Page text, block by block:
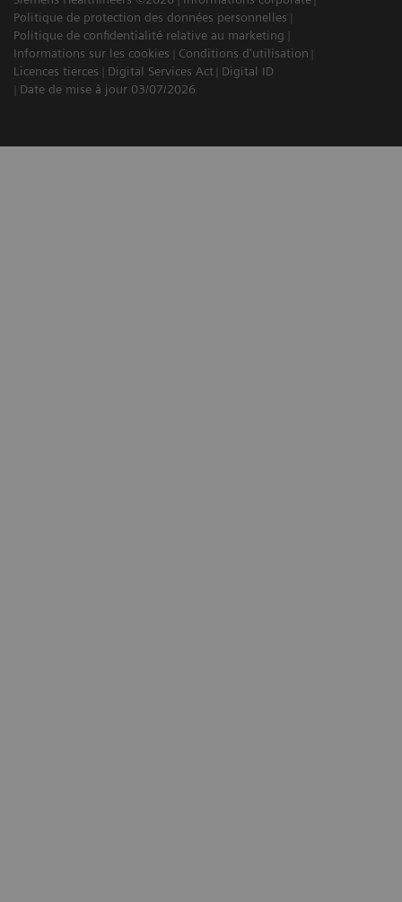
Politique de protection des données personnelles
Politique de confidentialité relative au marketing
Informations sur les cookies
Conditions d'utilisation
Licences tierces
Digital Services Act
Digital ID
Date de mise à jour 03/07/2026